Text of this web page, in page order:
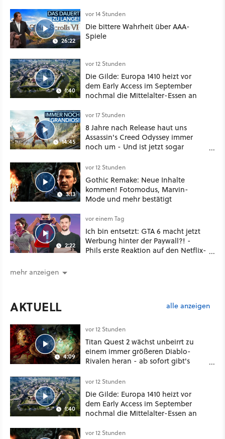
Klasse
26:22
vor 14 Stunden
Die bittere Wahrheit über AAA-
Spiele
1:40
vor 12 Stunden
Die Gilde: Europa 1410 heizt vor
dem Early Access im September
nochmal die Mittelalter-Essen an
14:45
vor 17 Stunden
8 Jahre nach Release haut uns
Assassin's Creed Odyssey immer
noch um - Und ist jetzt sogar
3:13
vor 12 Stunden
Gothic Remake: Neue Inhalte
kommen! Fotomodus, Marvin-
Mode und mehr bestätigt
2:22
vor einem Tag
Ich bin entsetzt: GTA 6 macht jetzt
Werbung hinter der Paywall?! -
Phils erste Reaktion auf den Netflix-
mehr anzeigen
AKTUELL alle anzeigen
4:09
vor 12 Stunden
Titan Quest 2 wächst unbeirrt zu
einem immer größeren Diablo-
Rivalen heran - ab sofort gibt's
Klasse
1:40
vor 12 Stunden
Die Gilde: Europa 1410 heizt vor
dem Early Access im September
nochmal die Mittelalter-Essen an
vor 12 Stunden